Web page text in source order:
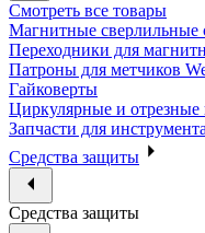
Смотреть все товары
Магнитные сверлильные
Переходники для
Патроны для метчиков
Гайковерты
Циркулярные и
Запчасти для инструмента
Средства защиты
Средства защиты